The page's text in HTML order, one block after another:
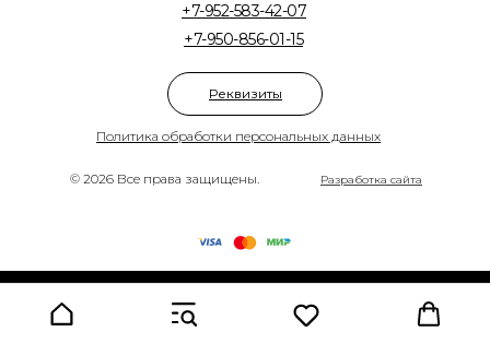
© 2026 Все права защищены.
Политика обработки персональных данных
+7-950-856-01-15
+7-952-583-42-07
Разработка сайта
Реквизиты
Made on Tilda